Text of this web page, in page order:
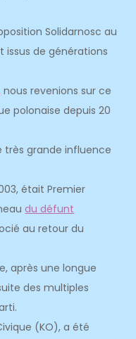
Solidarnosc au
de générations
nous revenions sur ce
polonaise depuis 20
très grande influence
était Premier
du défunt
au retour du
après une longue
des multiples
(KO), a été